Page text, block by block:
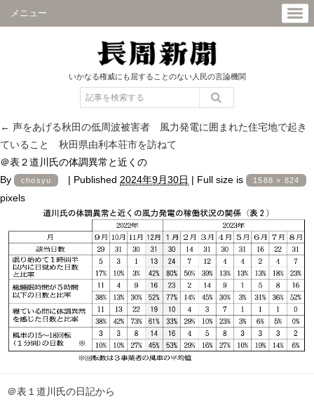
メニュー
いかなる権威にも屈することのない人民の言論機関
← 声をあげる秋田の低周波被害者 風力発電に囲まれた住宅地で起き
ていること 秋田県由利本荘市を訪ねて
＠表２道川氏の体調異常と近くの
By
chosyu | Published 2024年9月30日 | Full size is 1588 × 824
pixels
＠表１道川氏の日記から